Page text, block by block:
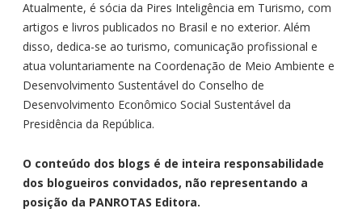
Atualmente, é sócia da Pires Inteligência em Turismo, com
artigos e livros publicados no Brasil e no exterior. Além
disso, dedica-se ao turismo, comunicação profissional e
atua voluntariamente na Coordenação de Meio Ambiente e
Desenvolvimento Sustentável do Conselho de
Desenvolvimento Econômico Social Sustentável da
Presidência da República.
O conteúdo dos blogs é de inteira responsabilidade
dos blogueiros convidados, não representando a
posição da PANROTAS Editora.